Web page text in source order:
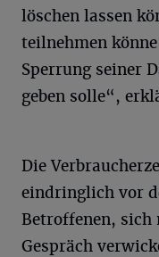
löschen lassen
teilnehmen
Sperrung seiner
geben solle“,
Die
eindringlich vor
Betroffenen,
Gespräch